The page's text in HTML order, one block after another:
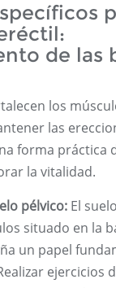
de las
los
las
forma práctica
la vitalidad.
pélvico: El
situado en la
un papel
ejercicios